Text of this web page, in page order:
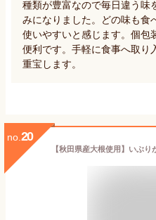
種類が豊富なので毎日違う味
みになりました。どの味も食
使いやすいと感じます。個包
便利です。手軽に食事へ取り
重宝します。
no. 20